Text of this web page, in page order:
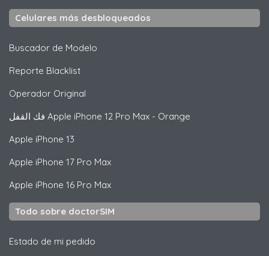
Celulares más desbloqueados
Buscador de Modelo
Reporte Blacklist
Operador Original
Apple iPhone 12 Pro Max - Orange
Apple iPhone 13
Apple iPhone 17 Pro Max
Apple iPhone 16 Pro Max
Todo sobre doctorSIM
Estado de mi pedido